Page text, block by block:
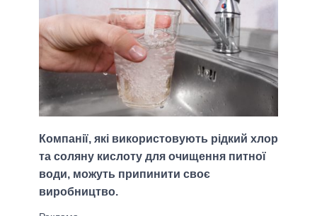
Компанії, які використовують рідкий хлор
та соляну кислоту для очищення питної
води, можуть припинити своє
виробництво.